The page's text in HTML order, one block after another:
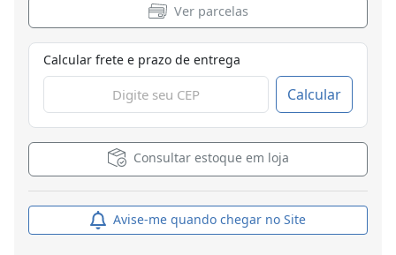
Ver parcelas
Calcular frete e prazo de entrega
Calcular
Consultar estoque em loja
Avise-me quando chegar no Site